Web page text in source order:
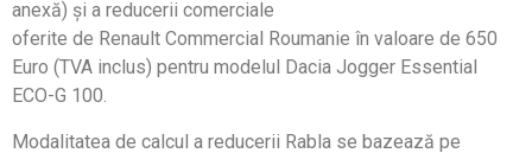
anexă) și a reducerii comerciale
oferite de Renault Commercial Roumanie în valoare de 650
Euro (TVA inclus) pentru modelul Dacia Jogger Essential
ECO-G 100.
Modalitatea de calcul a reducerii Rabla se bazează pe